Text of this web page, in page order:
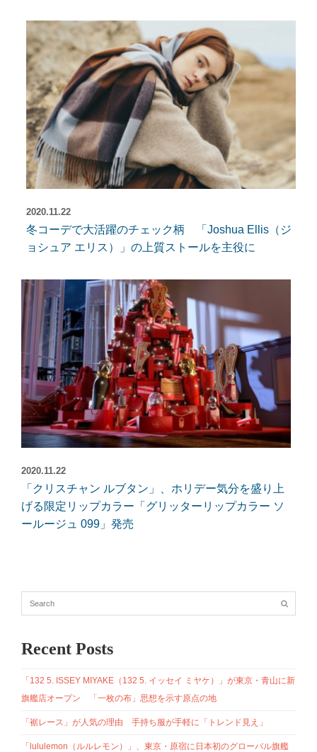
2020.11.22
冬コーデで大活躍のチェック柄 「Joshua Ellis（ジ
ョシュア エリス）」の上質ストールを主役に
2020.11.22
「クリスチャン ルブタン」、ホリデー気分を盛り上
げる限定リップカラー「グリッターリップカラー ソ
ールージュ 099」発売
Recent Posts
「132 5. ISSEY MIYAKE（132 5. イッセイ ミヤケ）」が東京・青山に新
旗艦店オープン 「一枚の布」思想を示す原点の地
「裾レース」が人気の理由 手持ち服が手軽に「トレンド見え」
「lululemon（ルルレモン）」、東京・原宿に日本初のグローバル旗艦